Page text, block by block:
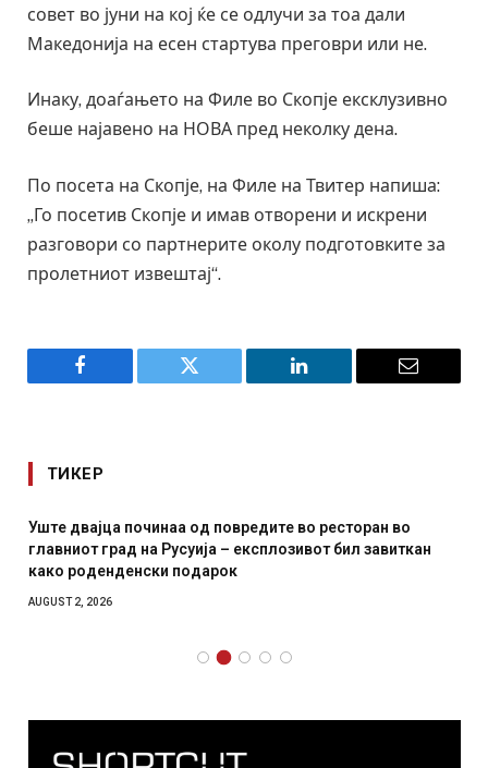
совет во јуни на кој ќе се одлучи за тоа дали
Македонија на есен стартува преговри или не.
Инаку, доаѓањето на Филе во Скопје ексклузивно
беше најавено на НОВА пред неколку дена.
По посета на Скопје, на Филе на Твитер напиша:
„Го посетив Скопје и имав отворени и искрени
разговори со партнерите околу подготовките за
пролетниот извештај“.
Facebook Twitter LinkedIn Email
ТИКЕР
Уште двајца починаа од повредите во ресторан во
главниот град на Русуија – експлозивот бил завиткан
како роденденски подарок
AUGUST 2, 2026